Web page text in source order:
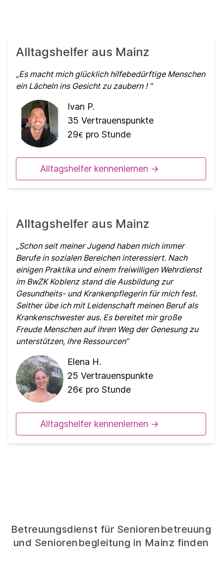
Alltagshelfer aus Mainz
Es macht mich glücklich hilfebedürftige Menschen
ein Lächeln ins Gesicht zu zaubern !
Ivan P.
35 Vertrauenspunkte
29€ pro Stunde
Alltagshelfer kennenlernen ->
Alltagshelfer aus Mainz
Schon seit meiner Jugend haben mich immer
Berufe in sozialen Bereichen interessiert. Nach
einigen Praktika und einem freiwilligen Wehrdienst
im BwZK Koblenz stand die Ausbildung zur
Gesundheits- und Krankenpflegerin für mich fest.
Seither übe ich mit Leidenschaft meinen Beruf als
Krankenschwester aus. Es bereitet mir große
Freude Menschen auf ihren Weg der Genesung zu
unterstützen, ihre Ressourcen
Elena H.
25 Vertrauenspunkte
26€ pro Stunde
Alltagshelfer kennenlernen ->
Betreuungsdienst für Seniorenbetreuung
und Seniorenbegleitung in Mainz finden